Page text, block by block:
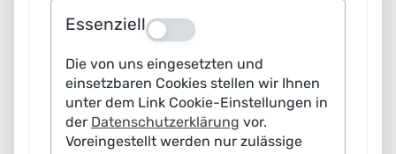
Ziel: Das Auto als Waffe zu nutzen und damit anderen
Verkehrsteilnehmenden gezielt Schaden zuzufügen.
Essenziell Aus
Die von uns eingesetzten und
einsetzbaren Cookies stellen wir Ihnen
unter dem Link Cookie-Einstellungen in
der Datenschutzerklärung vor.
Voreingestellt werden nur zulässige